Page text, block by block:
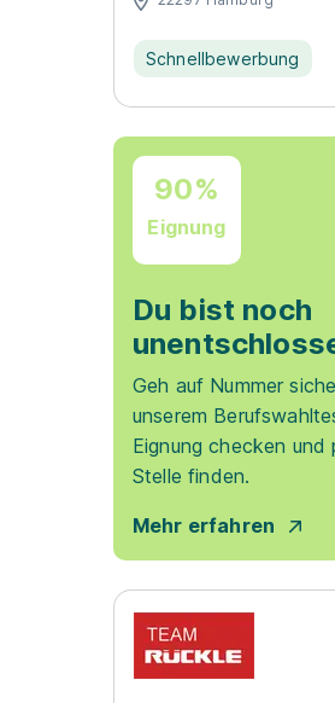
Schnellbewerbung
90%
Eignung
Du bist noch
Geh auf Nummer
unserem
Eignung checken und
Stelle finden.
Mehr erfahren